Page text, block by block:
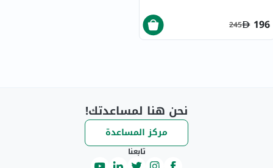
196
245
نحن هنا لمساعدتك!
مركز المساعدة
تابعنا